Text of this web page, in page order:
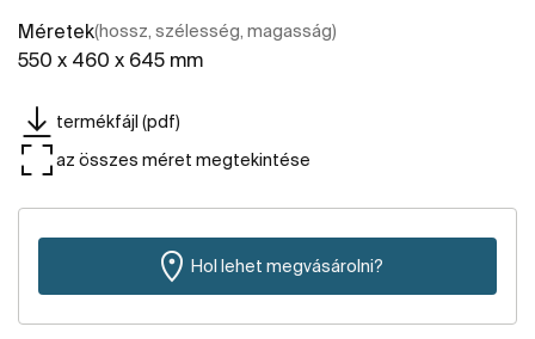
Méretek(hossz, szélesség, magasság)
550 x 460 x 645 mm
termékfájl (pdf)
az összes méret megtekintése
Hol lehet megvásárolni?